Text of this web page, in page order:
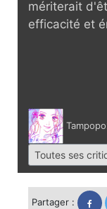
mériterait
efficacité et
Toutes ses
Partager :